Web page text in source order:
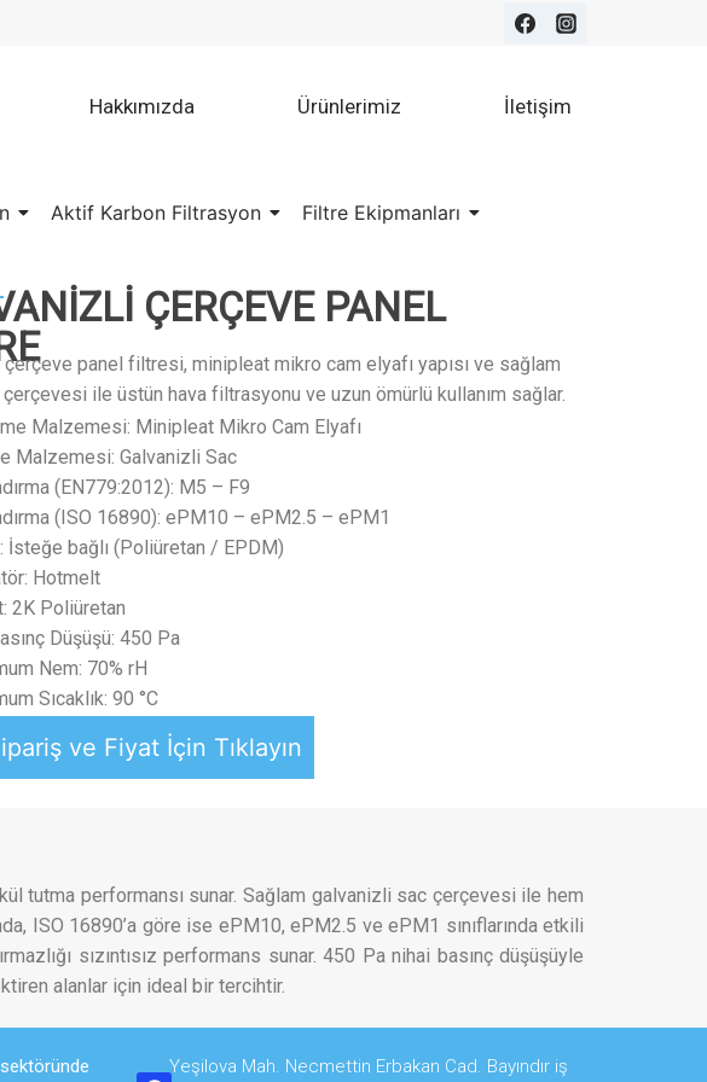
Hakkımızda Ürünlerimiz İletişim
Aktif Karbon Filtrasyon Filtre Ekipmanları
ÇERÇEVE PANEL
panel filtresi, minipleat mikro cam elyafı yapısı ve sağlam
ile üstün hava filtrasyonu ve uzun ömürlü kullanım sağlar.
Malzemesi: Minipleat Mikro Cam Elyafı
Malzemesi: Galvanizli Sac
(EN779:2012): M5 – F9
(ISO 16890): ePM10 – ePM2.5 – ePM1
İsteğe bağlı (Poliüretan / EPDM)
Hotmelt
2K Poliüretan
Düşüşü: 450 Pa
Nem: 70% rH
Sıcaklık: 90 °C
ve Fiyat İçin Tıklayın
tutma performansı sunar. Sağlam galvanizli sac çerçevesi ile hem
ISO 16890’a göre ise ePM10, ePM2.5 ve ePM1 sınıflarında etkili
sızıntısız performans sunar. 450 Pa nihai basınç düşüşüyle
alanlar için ideal bir tercihtir.
Yeşilova Mah. Necmettin Erbakan Cad. Bayındır iş